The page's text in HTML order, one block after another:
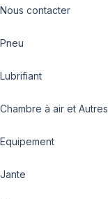
Nous contacter
Pneu
Lubrifiant
Chambre à air et Autres
Equipement
Jante